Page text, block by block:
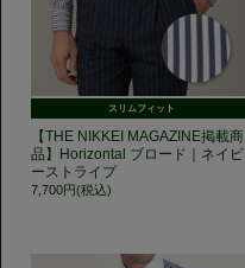
スリムフィット
【THE NIKKEI MAGAZINE掲載商
品】Horizontal ブロード｜ネイビ
ーストライプ
7,700円(税込)